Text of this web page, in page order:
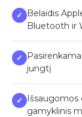
✓
Belaidis
Bluetooth ir
✓
jungtį
✓
Išsaugomos
gamyklinis